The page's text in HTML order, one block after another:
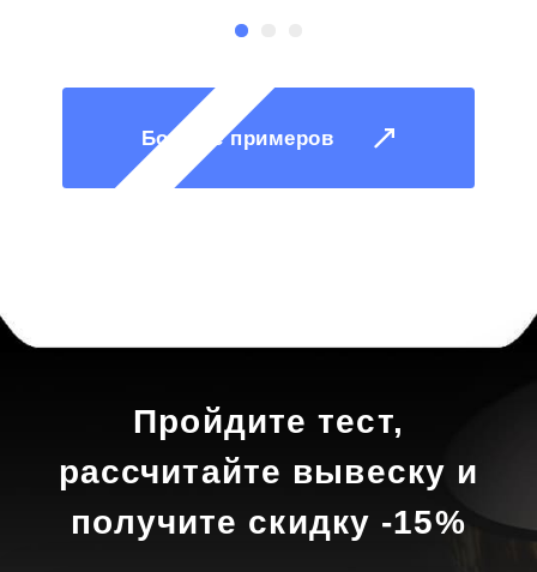
Больше примеров
Пройдите тест,
рассчитайте вывеску и
получите скидку -15%